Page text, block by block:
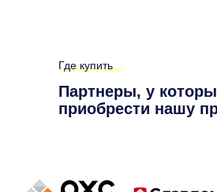
Где купить
Партнеры, у
приобрести нашу